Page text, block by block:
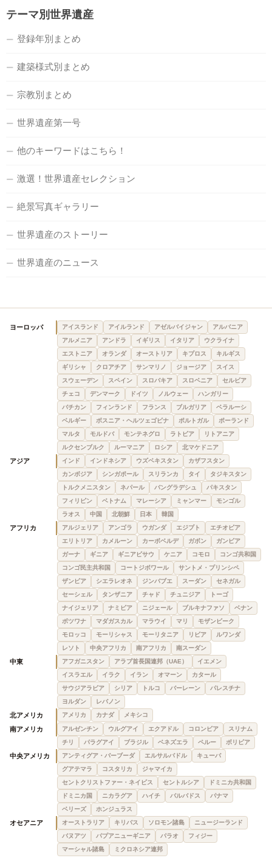
テーマ別世界遺産
登録年別まとめ
建築様式別まとめ
宗教別まとめ
世界遺産第一号
他のキーワードはこちら！
激選！世界遺産セレクション
絶景写真ギャラリー
世界遺産のストーリー
世界遺産のニュース
ヨーロッパ アイスランド アイルランド アゼルバイジャン
アルバニア
アルメニア
アンドラ イギリス イタリア
ウクライナ
エストニア
オランダ オーストリア キプロス
キルギス
ギリシャ
クロアチア サンマリノ ジョージア
スイス
スウェーデン
スペイン スロバキア スロベニア
セルビア
チェコ
デンマーク ドイツ ノルウェー
ハンガリー
バチカン
フィンランド フランス ブルガリア
ベラルーシ
ベルギー
ボスニア・ヘルツェゴビナ ポルトガル
ポーランド
マルタ
モルドバ モンテネグロ ラトビア
リトアニア
ルクセンブルク
ルーマニア ロシア 北マケドニア
アジア インド インドネシア ウズベキスタン
カザフスタン
カンボジア
シンガポール スリランカ タイ
タジキスタン
トルクメニスタン
ネパール バングラデシュ
パキスタン
フィリピン
ベトナム マレーシア ミャンマー
モンゴル
ラオス
中国 北朝鮮 日本 韓国
アフリカ アルジェリア アンゴラ ウガンダ エジプト
エチオピア
エリトリア
カメルーン カーボベルデ ガボン
ガンビア
ガーナ
ギニア ギニアビサウ ケニア コモロ
コンゴ共和国
コンゴ民主共和国
コートジボワール
サントメ・プリンシペ
ザンビア
シエラレオネ ジンバブエ スーダン
セネガル
セーシェル
タンザニア チャド チュニジア
トーゴ
ナイジェリア
ナミビア ニジェール ブルキナファソ
ベナン
ボツワナ
マダガスカル マラウイ マリ
モザンビーク
モロッコ
モーリシャス モーリタニア リビア
ルワンダ
レソト
中央アフリカ 南アフリカ 南スーダン
中東 アフガニスタン アラブ首長国連邦（UAE）
イエメン
イスラエル
イラク イラン オマーン
カタール
サウジアラビア
シリア トルコ バーレーン
パレスチナ
ヨルダン
レバノン
北アメリカ アメリカ カナダ メキシコ
南アメリカ アルゼンチン ウルグアイ エクアドル コロンビア
スリナム
チリ
パラグアイ ブラジル ベネズエラ ペルー ボリビア
中央アメリカ アンティグア・バーブーダ エルサルバドル
キューバ
グアテマラ
コスタリカ
ジャマイカ
セントクリストファー・ネイビス
セントルシア
ドミニカ共和国
ドミニカ国
ニカラグア ハイチ バルバドス
パナマ
ベリーズ
ホンジュラス
オセアニア オーストラリア キリバス ソロモン諸島
ニュージーランド
バヌアツ
パプアニューギニア パラオ
フィジー
マーシャル諸島
ミクロネシア連邦